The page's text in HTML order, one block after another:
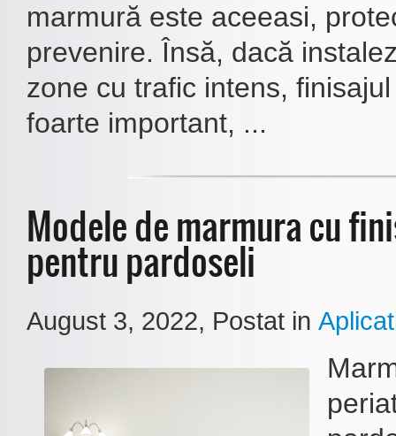
marmură este aceeasi,
prevenire. Însă, dacă
zone cu trafic intens,
foarte important, ...
Modele de marmura cu
pentru pardoseli
August 3, 2022, Postat in